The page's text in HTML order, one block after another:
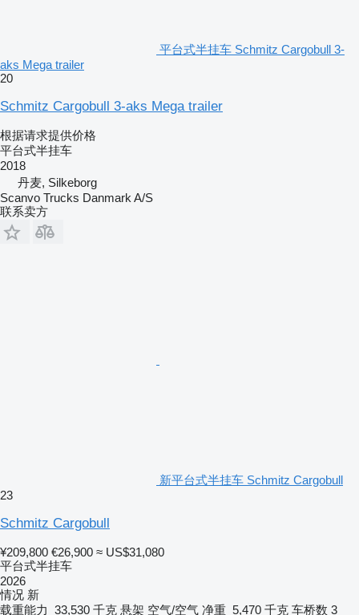
平台式半挂车 Schmitz Cargobull 3-
aks Mega trailer
20
Schmitz Cargobull 3-aks Mega trailer
根据请求提供价格
平台式半挂车
2018
丹麦, Silkeborg
Scanvo Trucks Danmark A/S
联系卖方
新平台式半挂车 Schmitz Cargobull
23
Schmitz Cargobull
¥209,800 €26,900 ≈ US$31,080
平台式半挂车
2026
情况 新
载重能力 33,530 千克 悬架 空气/空气 净重 5,470 千克 车桥数 3